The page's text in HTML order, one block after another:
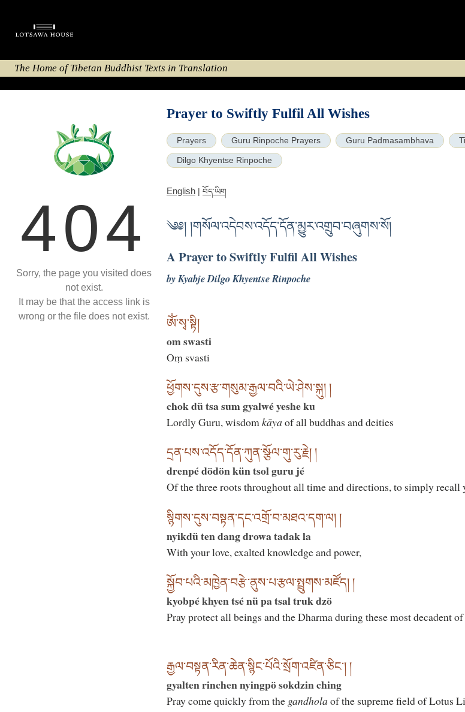
The Home of Tibetan Buddhist Texts in Translation
404
Sorry, the page you visited does
not exist.
It may be that the access link is
wrong or the file does not exist.
Prayer to Swiftly Fulfil All Wishes
Prayers Guru Rinpoche Prayers Guru Padmasambhava
Dilgo Khyentse Rinpoche
English | བོད་ཡིག
༄༅། །གསོལ་འདེབས་འདོད་དོན་མྱུར་འགྲུབ་བཞུགས་སོ།
A Prayer to Swiftly Fulfil All Wishes
by Kyabje Dilgo Khyentse Rinpoche
ཨོཾ་སྭ་སྟི།
om swasti
Oṃ svasti
ཕྱོགས་དུས་རྩ་གསུམ་རྒྱལ་བའི་ཡེ་ཤེས་སྐུ། །
chok dü tsa sum gyalwé yeshe ku
Lordly Guru, wisdomkāya of all buddhas and deities
དྲན་པས་འདོད་དོན་ཀུན་སྩོལ་གུ་རུ་རྗེ། །
drenpé dödön kün tsol guru jé
Of the three roots throughout all time and directions, to simply
སྙིགས་དུས་བསྟན་དང་འགྲོ་བ་མཐའ་དག་ལ། །
nyikdü ten dang drowa tadak la
With your love, exalted knowledge and power,
སྐྱོབ་པའི་མཁྱེན་བརྩེ་ནུས་པ་རྩལ་སྤྲུགས་མཛོད། །
kyobpé khyen tsé nü pa tsal truk dzö
Pray protect all beings and the Dharma during these most decadent
རྒྱལ་བསྟན་རིན་ཆེན་སྙིང་པོའི་སྲོག་འཛིན་ཅིང༌། །
gyalten rinchen nyingpö sokdzin ching
Pray come quickly from the gandhola of the supreme field of Lotus